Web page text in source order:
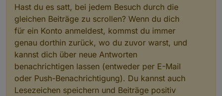
Hast du es satt, bei jedem Besuch durch die
gleichen Beiträge zu scrollen? Wenn du dich
für ein Konto anmeldest, kommst du immer
genau dorthin zurück, wo du zuvor warst, und
kannst dich über neue Antworten
benachrichtigen lassen (entweder per E-Mail
oder Push-Benachrichtigung). Du kannst auch
Lesezeichen speichern und Beiträge positiv